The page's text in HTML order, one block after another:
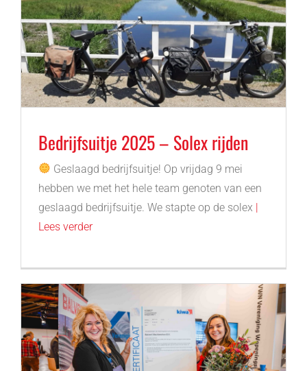
Bedrijfsuitje 2025 – Solex rijden
Geslaagd bedrijfsuitje! Op vrijdag 9 mei
hebben we met het hele team genoten van een
geslaagd bedrijfsuitje. We stapte op de solex |
Lees verder